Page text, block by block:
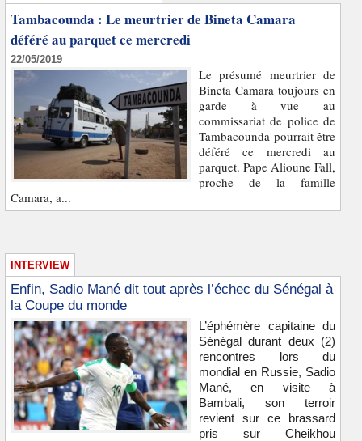
Tambacounda : Le meurtrier de Bineta Camara
déféré au parquet ce mercredi
22/05/2019
Le présumé meurtrier de
Bineta Camara toujours en
garde à vue au
commissariat de police de
Tambacounda pourrait être
déféré ce mercredi au
parquet. Pape Alioune Fall,
proche de la famille
Camara, a...
INTERVIEW
Enfin, Sadio Mané dit tout après l’échec du Sénégal à
la Coupe du monde
L’éphémère capitaine du
Sénégal durant deux (2)
rencontres lors du
mondial en Russie, Sadio
Mané, en visite à
Bambali, son terroir
revient sur ce brassard
pris sur Cheikhou